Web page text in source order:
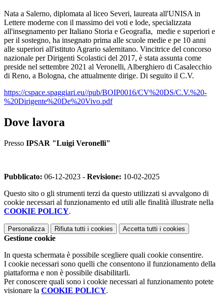
Nata a Salerno, diplomata al liceo Severi, laureata all'UNISA in
Lettere moderne con il massimo dei voti e lode, specializzata
all'insegnamento per Italiano Storia e Geografia, medie e superiori e
per il sostegno, ha insegnato prima alle scuole medie e pe 10 anni
alle superiori all'istituto Agrario salernitano. Vincitrice del concorso
nazionale per Dirigenti Scolastici del 2017, è stata assunta come
preside nel settembre 2021 al Veronelli, Alberghiero di Casalecchio
di Reno, a Bologna, che attualmente dirige. Di seguito il C.V.
https://cspace.spaggiari.eu//pub/BOIP0016/CV%20DS/C.V.%20-
%20Dirigente%20De%20Vivo.pdf
Dove lavora
Presso IPSAR "Luigi Veronelli"
Pubblicato: 06-12-2023 - Revisione: 10-02-2025
Questo sito o gli strumenti terzi da questo utilizzati si avvalgono di
cookie necessari al funzionamento ed utili alle finalità illustrate nella
COOKIE POLICY.
Personalizza Rifiuta tutti i cookies Accetta tutti i cookies
Gestione cookie
In questa schermata è possibile scegliere quali cookie consentire.
I cookie necessari sono quelli che consentono il funzionamento della
piattaforma e non è possibile disabilitarli.
Per conoscere quali sono i cookie necessari al funzionamento potete
visionare la COOKIE POLICY.